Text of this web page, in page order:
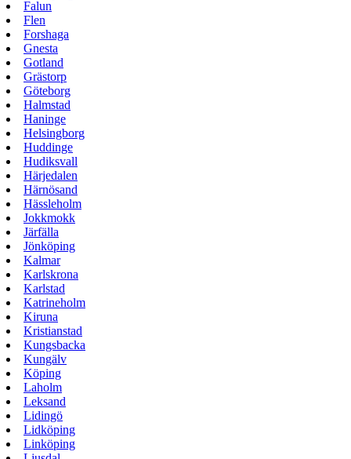
Falun
Flen
Forshaga
Gnesta
Gotland
Grästorp
Göteborg
Halmstad
Haninge
Helsingborg
Huddinge
Hudiksvall
Härjedalen
Härnösand
Hässleholm
Jokkmokk
Järfälla
Jönköping
Kalmar
Karlskrona
Karlstad
Katrineholm
Kiruna
Kristianstad
Kungsbacka
Kungälv
Köping
Laholm
Leksand
Lidingö
Lidköping
Linköping